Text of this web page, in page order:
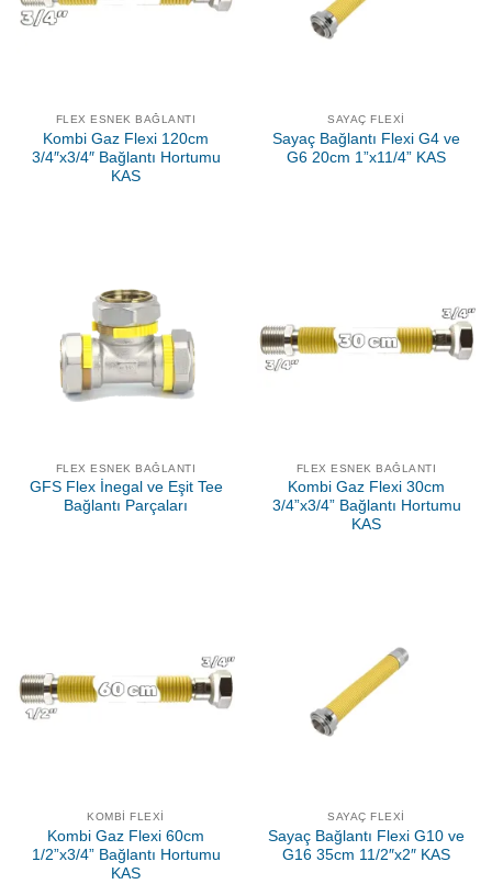
FLEX ESNEK BAĞLANTI
Kombi Gaz Flexi 120cm
3/4″x3/4″ Bağlantı Hortumu
KAS
SAYAÇ FLEXI
Sayaç Bağlantı Flexi G4 ve
G6 20cm 1”x11/4” KAS
FLEX ESNEK BAĞLANTI
GFS Flex İnegal ve Eşit Tee
Bağlantı Parçaları
FLEX ESNEK BAĞLANTI
Kombi Gaz Flexi 30cm
3/4”x3/4” Bağlantı Hortumu
KAS
KOMBI FLEXI
Kombi Gaz Flexi 60cm
1/2”x3/4” Bağlantı Hortumu
KAS
SAYAÇ FLEXI
Sayaç Bağlantı Flexi G10 ve
G16 35cm 11/2″x2″ KAS